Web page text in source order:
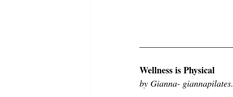
Wellness is Physical
by Gianna- giannapilates.